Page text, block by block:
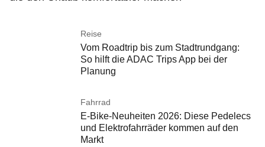
Reise
Vom Roadtrip bis zum Stadtrundgang:
So hilft die ADAC Trips App bei der
Planung
Fahrrad
E-Bike-Neuheiten 2026: Diese Pedelecs
und Elektrofahrräder kommen auf den
Markt